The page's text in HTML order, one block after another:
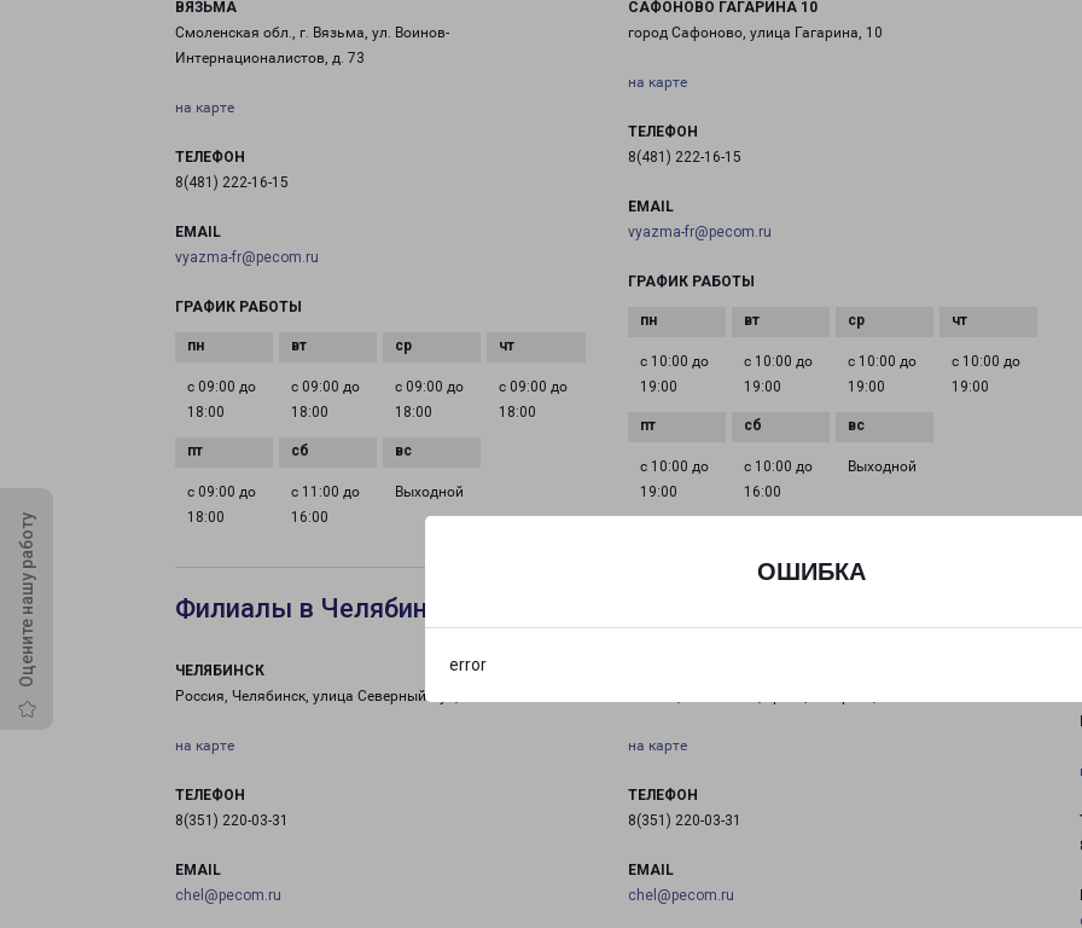
ОШИБКА
error
Оцените нашу работу
ВЯЗЬМА
Смоленская обл., г. Вязьма, ул. Воинов-
Интернационалистов, д. 73
на карте
ТЕЛЕФОН
8(481) 222-16-15
EMAIL
vyazma-fr@pecom.ru
ГРАФИК РАБОТЫ
с 09:00 до
18:00
с 09:00 до
18:00
с 09:00 до
18:00
с 09:00 до
18:00
с 09:00 до
18:00
с 11:00 до
16:00
Выходной
САФОНОВО ГАГАРИНА 10
город Сафоново, улица Гагарина, 10
на карте
ТЕЛЕФОН
8(481) 222-16-15
EMAIL
vyazma-fr@pecom.ru
ГРАФИК РАБОТЫ
с 10:00 до
19:00
с 10:00 до
19:00
с 10:00 до
19:00
с 10:00 до
19:00
с 10:00 до
19:00
с 10:00 до
16:00
Выходной
Филиалы в Челябинске
ЧЕЛЯБИНСК
Россия, Челябинск, улица Северный Луч, 1А.
на карте
ТЕЛЕФОН
8(351) 220-03-31
EMAIL
chel@pecom.ru
на карте
ТЕЛЕФОН
8(351) 220-03-31
EMAIL
chel@pecom.ru